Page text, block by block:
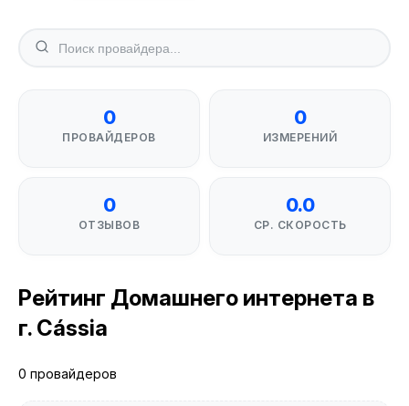
0
ПРОВАЙДЕРОВ
0
ИЗМЕРЕНИЙ
0
ОТЗЫВОВ
0.0
СР. СКОРОСТЬ
Рейтинг Домашнего интернета в
г. Cássia
0 провайдеров